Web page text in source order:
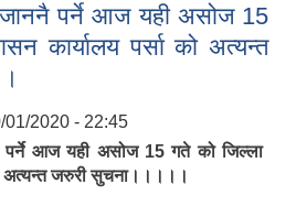
हुन जानकारी गराइन्छ।
पर्ने आज यही असोज 15
कार्यालय पर्सा को अत्यन्त
01/2020 - 22:45
पर्ने आज यही असोज 15 गते को जिल्ला
अत्यन्त जरुरी सुचना।।।।।